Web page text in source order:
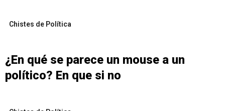
Chistes de Política
¿En qué se parece un mouse a un
político? En que si no